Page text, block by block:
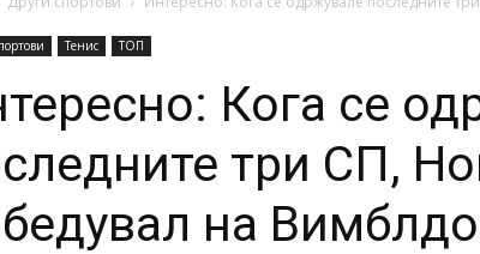
Тенис ТОП
Кога се
три СП,
на